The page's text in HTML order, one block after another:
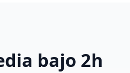
bajo 2h